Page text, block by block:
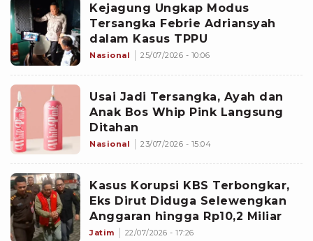
Kejagung Ungkap Modus
Tersangka Febrie Adriansyah
dalam Kasus TPPU
Nasional 25/07/2026 - 10:06
Usai Jadi Tersangka, Ayah dan
Anak Bos Whip Pink Langsung
Ditahan
Nasional 23/07/2026 - 15:04
Kasus Korupsi KBS Terbongkar,
Eks Dirut Diduga Selewengkan
Anggaran hingga Rp10,2 Miliar
Jatim 22/07/2026 - 17:26